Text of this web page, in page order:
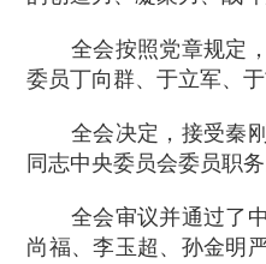
全会按照党章规定，
委员丁向群、于立军、
全会决定，接受秦刚
同志中央委员会委员职务
全会审议并通过了中
尚福、李玉超、孙金明